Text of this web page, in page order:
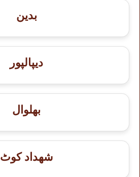
بدین
دیپالپور
بھلوال
شهداد کوٹ